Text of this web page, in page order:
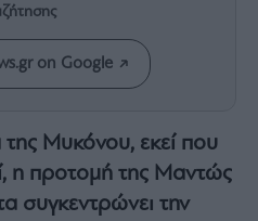
on Google
της Μυκόνου, εκεί που
η προτομή της Μαντώς
συγκεντρώνει την